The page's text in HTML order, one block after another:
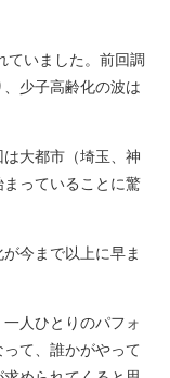
ていました。前回調
少子高齢化の波は
大都市（埼玉、神
っていることに驚
今まで以上に早ま
人ひとりのパフォ
て、誰かがやって